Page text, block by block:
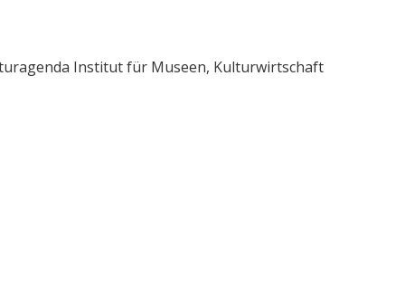
Institut für Museen, Kulturwirtschaft